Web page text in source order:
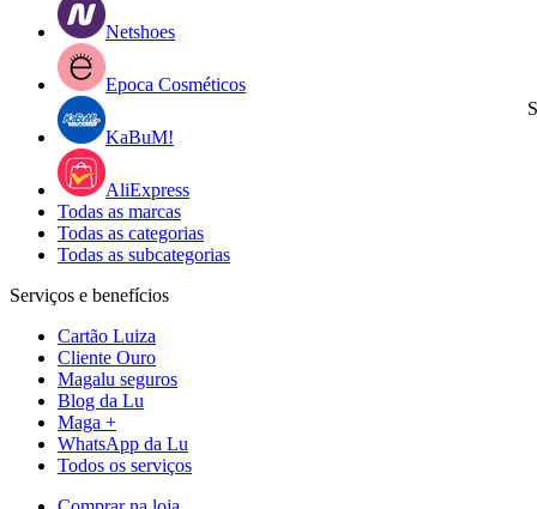
Netshoes
Epoca Cosméticos
KaBuM!
AliExpress
Todas as marcas
Todas as categorias
Todas as subcategorias
Serviços e benefícios
Cartão Luiza
Cliente Ouro
Magalu seguros
Blog da Lu
Maga +
WhatsApp da Lu
Todos os serviços